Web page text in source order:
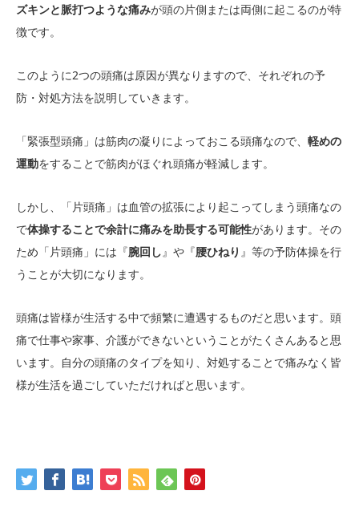
ズキンと脈打つような痛みが頭の片側または両側に起こるのが特
徴です。
このように2つの頭痛は原因が異なりますので、それぞれの予
防・対処方法を説明していきます。
「緊張型頭痛」は筋肉の凝りによっておこる頭痛なので、 軽めの
運動をすることで筋肉がほぐれ頭痛が軽減します。
しかし、「片頭痛」は血管の拡張により起こってしまう頭痛なの
で体操することで余計に痛みを助長する可能性があります。その
ため「片頭痛」には『腕回し 』や『腰ひねり 』等の予防体操を行
うことが大切になります。
頭痛は皆様が生活する中で頻繁に遭遇するものだと思います。頭
痛で仕事や家事、介護ができないということがたくさんあると思
います。自分の頭痛のタイプを知り、対処することで痛みなく皆
様が生活を過ごしていただければと思います。